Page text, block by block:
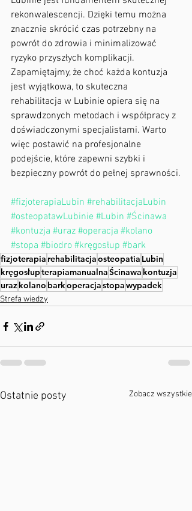
rekonwalescencji. Dzięki temu można
znacznie skrócić czas potrzebny na
powrót do zdrowia i minimalizować
ryzyko przyszłych komplikacji.
Zapamiętajmy, że choć każda kontuzja
jest wyjątkowa, to skuteczna
rehabilitacja w Lubinie opiera się na
sprawdzonych metodach i współpracy z
doświadczonymi specjalistami. Warto
więc postawić na profesjonalne
podejście, które zapewni szybki i
bezpieczny powrót do pełnej sprawności.
#fizjoterapiaLubin #rehabilitacjaLubin
#osteopatawLubinie #Lubin #Ścinawa
#kontuzja #uraz #operacja #kolano
#stopa #biodro #kręgosłup #bark
fizjoterapia rehabilitacjaosteopatia Lubin
kręgosłupterapiamanualnaŚcinawa kontuzja
urazkolano barkoperacjastopawypadek
Strefa wiedzy
Ostatnie posty Zobacz wszystkie